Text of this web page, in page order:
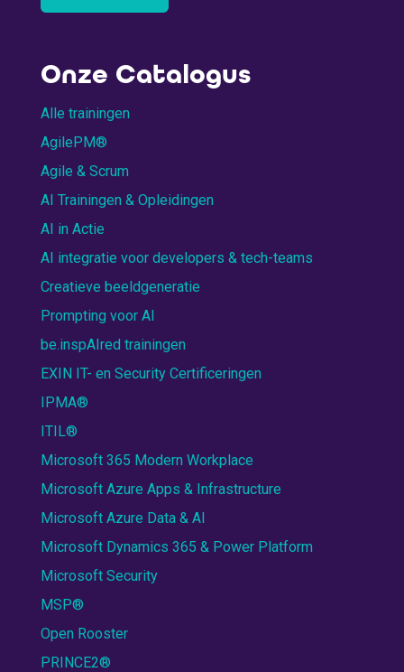
Onze Catalogus
Alle trainingen
AgilePM®
Agile & Scrum
AI Trainingen & Opleidingen
AI in Actie
AI integratie voor developers & tech-teams
Creatieve beeldgeneratie
Prompting voor AI
be.inspAIred trainingen
EXIN IT- en Security Certificeringen
IPMA®
ITIL®
Microsoft 365 Modern Workplace
Microsoft Azure Apps & Infrastructure
Microsoft Azure Data & AI
Microsoft Dynamics 365 & Power Platform
Microsoft Security
MSP®
Open Rooster
PRINCE2®